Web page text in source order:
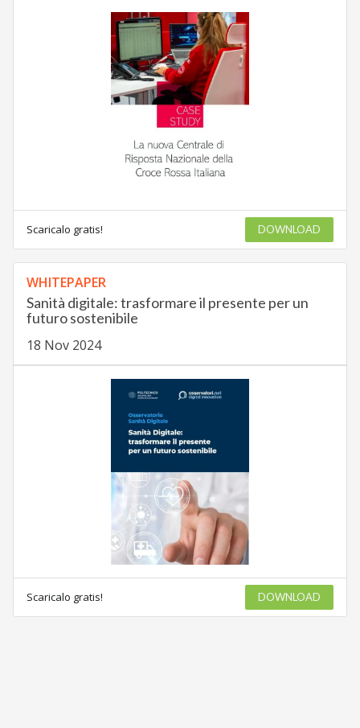
Scaricalo gratis! DOWNLOAD
WHITEPAPER
Sanità digitale: trasformare il presente per un
futuro sostenibile
18 Nov 2024
Scaricalo gratis! DOWNLOAD